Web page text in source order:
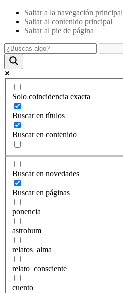
Saltar a la navegación principal
Saltar al contenido principal
Saltar al pie de página
Solo coincidencia exacta
Buscar en títulos
Buscar en contenido
Buscar en novedades
Buscar en páginas
ponencia
astrohum
relatos_alma
relato_consciente
cuento